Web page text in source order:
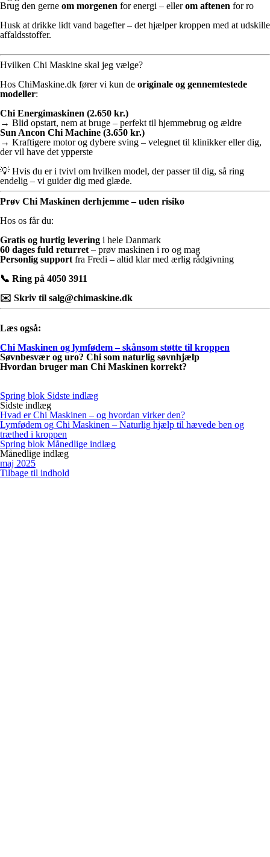
Brug den gerne om morgenen for energi – ellerom aftenen for ro
Husk at drikke lidt vand bagefter – det hjælper kroppen med at udskille
affaldsstoffer.
Hvilken Chi Maskine skal jeg vælge?
Hos ChiMaskine.dk fører vi kun de originale og gennemtestede
modeller:
Chi Energimaskinen (2.650 kr.)
→ Blid opstart, nem at bruge – perfekt til hjemmebrug og ældre
Sun Ancon Chi Machine (3.650 kr.)
→ Kraftigere motor og dybere sving – velegnet til klinikker eller dig,
der vil have det ypperste
💡 Hvis du er i tvivl om hvilken model, der passer til dig, så ring
endelig – vi guider dig med glæde.
Prøv Chi Maskinen derhjemme – uden risiko
Hos os får du:
Gratis og hurtig levering i hele Danmark
60 dages fuld returret – prøv maskinen i ro og mag
Personlig support fra Fredi – altid klar med ærlig rådgivning
📞 Ring på 4050 3911
✉️ Skriv til salg@chimaskine.dk
Læs også:
Chi Maskinen og lymfødem – skånsom støtte til kroppen
Søvnbesvær og uro? Chi som naturlig søvnhjælp
Hvordan bruger man Chi Maskinen korrekt?
Spring blok Sidste indlæg
Sidste indlæg
Hvad er Chi Maskinen – og hvordan virker den?
Lymfødem og Chi Maskinen – Naturlig hjælp til hævede ben og
træthed i kroppen
Spring blok Månedlige indlæg
Månedlige indlæg
maj 2025
Tilbage til indhold